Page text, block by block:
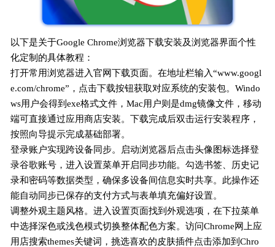
以下是关于Google Chrome浏览器下载安装及浏览器界面个性
化定制的具体教程：
打开常用浏览器进入官网下载页面。在地址栏输入“www.googl
e.com/chrome”，点击下载按钮获取对应系统的安装包。Windo
ws用户会得到exe格式文件，Mac用户则是dmg镜像文件，移动
端可直接通过应用商店安装。下载完成后双击运行安装程序，
按照向导提示完成基础部署。
登录账户实现跨设备同步。启动浏览器后点击头像图标选择登
录谷歌账号，进入设置菜单开启同步功能。勾选书签、历史记
录和密码等数据类型，确保多设备间信息实时共享。此操作还
能自动同步已保存的支付方式与表单填充偏好设置。
调整外观主题风格。进入设置页面找到外观选项，在下拉菜单
中选择深色或浅色模式切换整体配色方案。访问Chrome网上应
用店搜索themes关键词，挑选喜欢的皮肤插件点击添加到Chro